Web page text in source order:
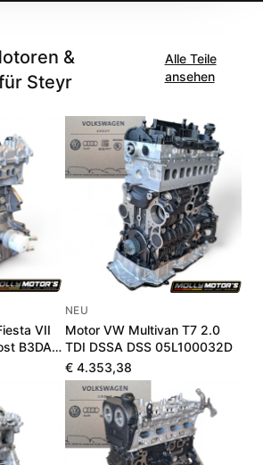
&
Steyr
Alle Teile
ansehen
VII
B3DA
NEU
Motor VW Multivan T7 2.0
TDI DSSA DSS 05L100032D
€ 4.353,38